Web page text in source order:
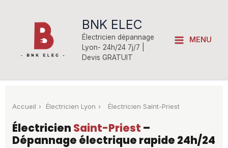
BNK ELEC
Électricien dépannage
Lyon- 24h/24 7j/7 |
Devis GRATUIT
MENU
Accueil › Électricien Lyon › Électricien Saint-Priest
Électricien Saint-Priest –
Dépannage électrique rapide 24h/24